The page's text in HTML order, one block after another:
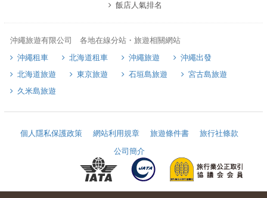
飯店人氣排名
沖繩旅遊有限公司 各地在線分站・旅遊相關網站
沖繩租車
北海道租車 沖繩旅遊
沖繩出發
北海道旅遊
東京旅遊 石垣島旅遊
宮古島旅遊
久米島旅遊
個人隱私保護政策 網站利用規章 旅遊條件書
旅行社條款
公司簡介